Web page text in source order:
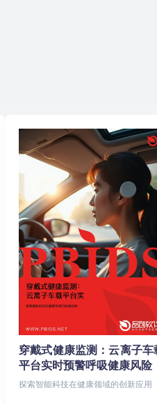
穿戴式健康监测：云离子车
平台实时预警呼吸健康风险
探索智能科技在健康领域的创新应用